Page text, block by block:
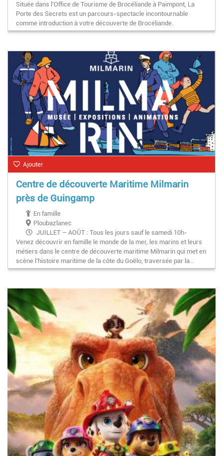
Située dans l’Office de Tourisme de Brocéliande à Paimpont, La
Porte des Secrets est un parcours-spectacle incontournable
comme introduction à votre découverte de Brocéliande.
Ajouter
Centre de découverte Maritime Milmarin
près de Guingamp
En famille
Ploubazlanec
JUILLET – AOÛT : Tous les jours sauf le samedi 10h-
12h30 et 14h-18h
AVRIL–MAI-JUIN–SEPTEMBRE–OCTOBRE et petites
vacances (zones A, B et C) sauf vacances de Noël :
Mercredi, jeudi, vendredi, dimanche : 10h – 12h30 et 14h –
NOVEMBRE à MARS et vacances de Noël : Mercredi,
vendredi, dimanche : 10h – 12h30 et 14h – 17h / fermé les
mercredis 25 décembre et 1er janvier
Venez découvrir en famille le monde de la mer, les marins et leurs
métiers dans le centre de découverte maritime Milmarin qui met en
scène l’histoire maritime de la côte du Goëlo, traversée par la…